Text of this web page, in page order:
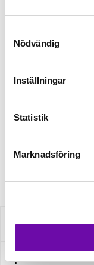
Nödvändig
Inställningar
Statistik
Marknadsföring
Beställningsvara
Beskrivning
Specifikation